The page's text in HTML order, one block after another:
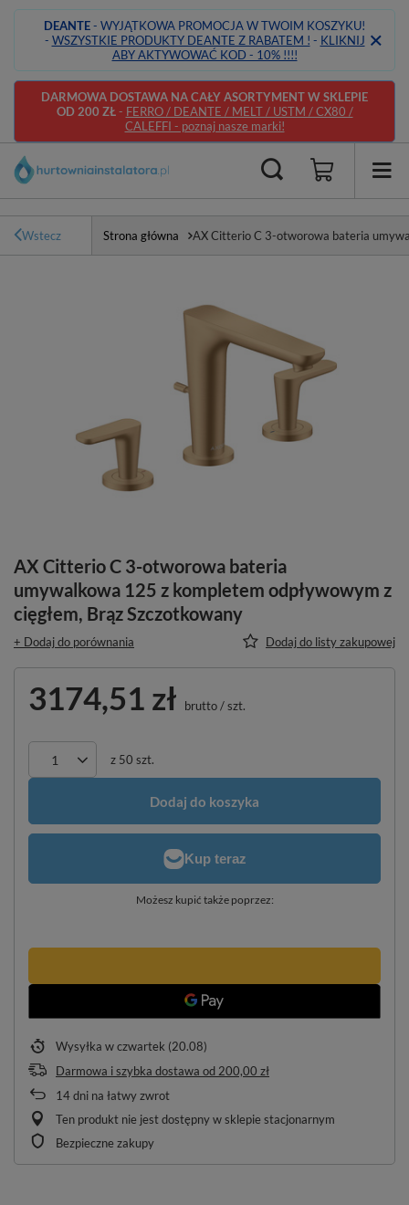
DEANTE- WYJĄTKOWA PROMOCJA W TWOIM KOSZYKU!
- WSZYSTKIE PRODUKTY DEANTE Z RABATEM ! - KLIKNIJ
ABY AKTYWOWAĆ KOD - 10% !!!!
DARMOWA DOSTAWA NA CAŁY ASORTYMENT W SKLEPIE
OD 200 ZŁ- FERRO / DEANTE / MELT / USTM / CX80 /
CALEFFI - poznaj nasze marki!
Wstecz Strona główna AX Citterio C 3-otworowa bateria
AX Citterio C 3-otworowa bateria
umywalkowa 125 z kompletem odpływowym z
cięgłem, Brąz Szczotkowany
+ Dodaj do porównania Dodaj do listy zakupowej
3174,51 zł brutto/szt.
z 50 szt.
Dodaj do koszyka
Możesz kupić także poprzez:
Wysyłka w czwartek (20.08)
Darmowa i szybka dostawa od200,00 zł
14dni na łatwy zwrot
Ten produkt nie jest dostępny w sklepie stacjonarnym
Bezpieczne zakupy